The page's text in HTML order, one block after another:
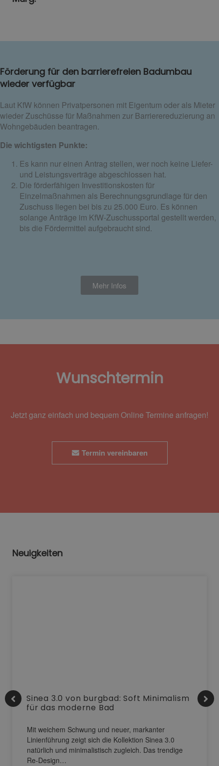
Förderung für den barrierefreien Badumbau
wieder verfügbar
Laut KfW können Privatpersonen mit Eigentum oder als Mieter
wieder Zuschüsse für Maßnahmen zur Barrierereduzierung an
Wohngebäuden beantragen.
Die wichtigsten Punkte:
Es kann nur einen Antrag stellen, wer noch keine Liefer-
und Leistungsverträge abgeschlossen hat.
Die förderfähigen Investitionskosten für
Einzelmaßnahmen als Berechnungsgrundlage für den
Zuschuss liegen bei bis zu 25.000 Euro. Es können
solange Anträge im KfW-Zuschussportal gestellt werden,
bis die Fördermittel aufgebraucht sind.
Mehr Infos
Wunschtermin
Jetzt ganz einfach und bequem Online Termine anfragen!
Termin vereinbaren
Neuigkeiten
Sinea 3.0 von burgbad: Soft Minimalism
für das moderne Bad
Mit weichem Schwung und neuer, markanter
Linienführung zeigt sich die Kollektion Sinea 3.0
natürlich und minimalistisch zugleich. Das trendige
Re-Design…